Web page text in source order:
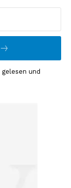
gelesen und